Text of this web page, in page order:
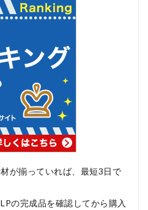
が揃っていれば、最短3日で
の完成品を確認してから購入